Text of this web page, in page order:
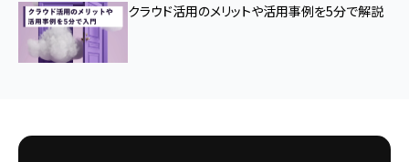
クラウド活用のメリットや活用事例を5分で解説